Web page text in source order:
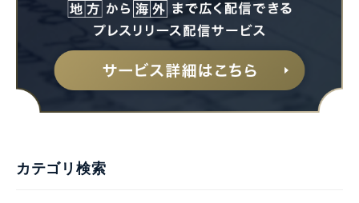
カテゴリ検索